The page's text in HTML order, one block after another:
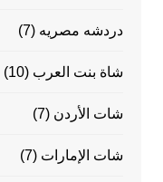
دردشه مصريه (7)
شاة بنت العرب (10)
شات الأردن (7)
شات الإمارات (7)